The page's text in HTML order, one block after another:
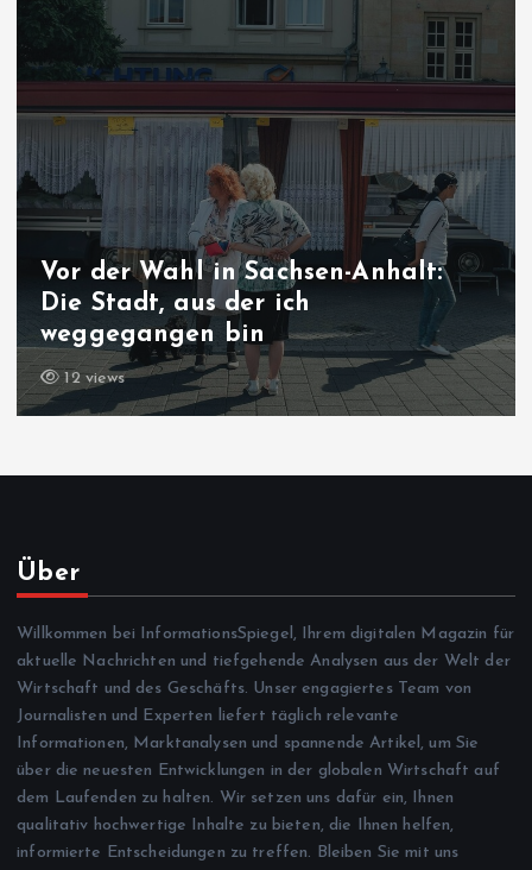
Vor der Wahl in Sachsen-Anhalt:
Die Stadt, aus der ich
weggegangen bin
12 views
Über
Willkommen bei InformationsSpiegel, Ihrem digitalen Magazin für
aktuelle Nachrichten und tiefgehende Analysen aus der Welt der
Wirtschaft und des Geschäfts. Unser engagiertes Team von
Journalisten und Experten liefert täglich relevante
Informationen, Marktanalysen und spannende Artikel, um Sie
über die neuesten Entwicklungen in der globalen Wirtschaft auf
dem Laufenden zu halten. Wir setzen uns dafür ein, Ihnen
qualitativ hochwertige Inhalte zu bieten, die Ihnen helfen,
informierte Entscheidungen zu treffen. Bleiben Sie mit uns